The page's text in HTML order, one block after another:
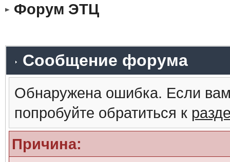
Форум ЭТЦ
Сообщение форума
Обнаружена ошибка. Если
попробуйте обратиться к
Причина: